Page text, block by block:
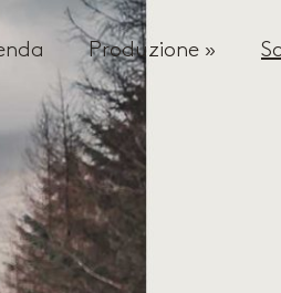
Produzione »